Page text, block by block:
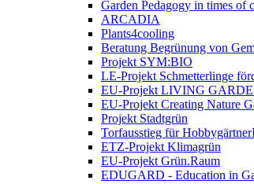
Garden Pedagogy in times of
ARCADIA
Plants4cooling
Beratung Begrünung von
Projekt SYM:BIO
LE-Projekt Schmetterlinge
EU-Projekt LIVING
EU-Projekt Creating Nature
Projekt Stadtgrün
Torfausstieg für
ETZ-Projekt Klimagrün
EU-Projekt Grün.Raum
EDUGARD - Education in